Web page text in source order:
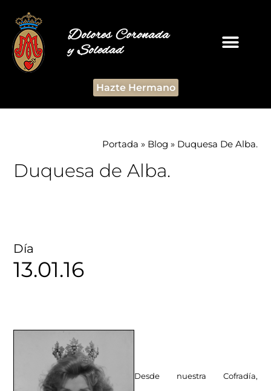
Dolores Coronada
y Soledad
Hazte Hermano
Portada » Blog » Duquesa De Alba.
Duquesa de Alba.
Día
13.01.16
Desde nuestra Cofradía,